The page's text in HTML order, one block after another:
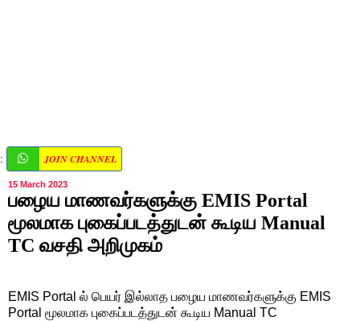
: JOIN CHANNEL
15 March 2023
பழைய மாணவர்களுக்கு EMIS Portal
மூலமாக புகைப்படத்துடன் கூடிய Manual
TC வசதி அறிமுகம்
EMIS Portal ல் பெயர் இல்லாத பழைய மாணவர்களுக்கு EMIS
Portal மூலமாக புகைப்படத்துடன் கூடிய Manual TC